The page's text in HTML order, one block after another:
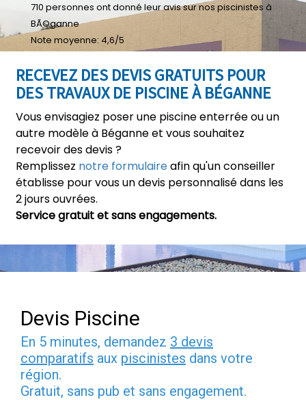
RECEVEZ DES DEVIS GRATUITS POUR
DES TRAVAUX DE PISCINE À BÉGANNE
Vous envisagiez poser une piscine enterrée ou un
autre modèle à Béganne et vous souhaitez
recevoir des devis ?
Remplissez notre formulaireafin qu'un conseiller
établisse pour vous un devis personnalisé dans les
2 jours ouvrées.
Service gratuit et sans engagements.
710 personnes ont donné leuravis sur nos piscinistes à
BÃ©ganne
Note moyenne: 4,6/5
Devis Piscine
En 5 minutes, demandez 3 devis
comparatifs aux piscinistes dans votre
région.
Gratuit, sans pub et sans engagement.